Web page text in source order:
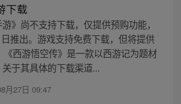
下载
》尚不支持下载，仅提供预购功能，
推出。游戏支持免费下载，但将提供
西游悟空传》是一款以西游记为题材
于其具体的下载渠道...
月27日 09:47